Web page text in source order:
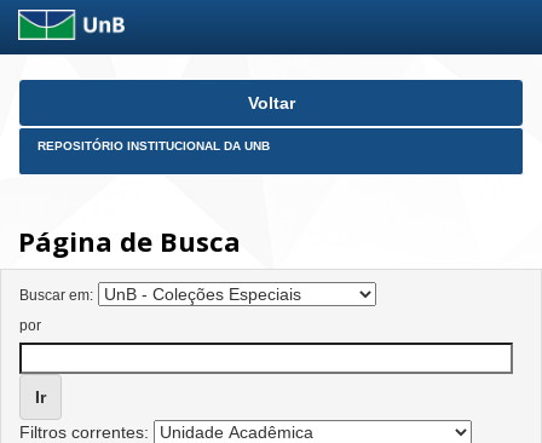
Skip
Voltar
REPOSITÓRIO INSTITUCIONAL DA UNB
Página de Busca
Buscar em:
por
Filtros correntes: